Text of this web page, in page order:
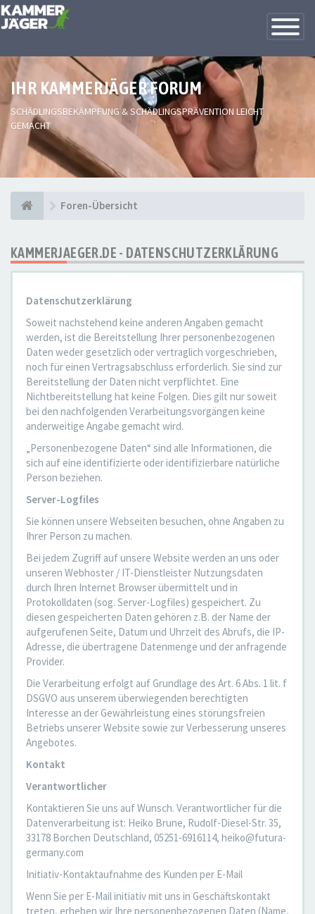
Toggle
IHR KAMMERJÄGER FORUM
SCHÄDLINGSBEKÄMPFUNG & SCHÄDLINGSPRÄVENTION LEICHT
GEMACHT
Foren-Übersicht
KAMMERJAEGER.DE - DATENSCHUTZERKLÄRUNG
Datenschutzerklärung
Soweit nachstehend keine anderen Angaben gemacht
werden, ist die Bereitstellung Ihrer personenbezogenen
Daten weder gesetzlich oder vertraglich vorgeschrieben,
noch für einen Vertragsabschluss erforderlich. Sie sind zur
Bereitstellung der Daten nicht verpflichtet. Eine
Nichtbereitstellung hat keine Folgen. Dies gilt nur soweit
bei den nachfolgenden Verarbeitungsvorgängen keine
anderweitige Angabe gemacht wird.
„Personenbezogene Daten“ sind alle Informationen, die
sich auf eine identifizierte oder identifizierbare natürliche
Person beziehen.
Server-Logfiles
Sie können unsere Webseiten besuchen, ohne Angaben zu
Ihrer Person zu machen.
Bei jedem Zugriff auf unsere Website werden an uns oder
unseren Webhoster / IT-Dienstleister Nutzungsdaten
durch Ihren Internet Browser übermittelt und in
Protokolldaten (sog. Server-Logfiles) gespeichert. Zu
diesen gespeicherten Daten gehören z.B. der Name der
aufgerufenen Seite, Datum und Uhrzeit des Abrufs, die IP-
Adresse, die übertragene Datenmenge und der anfragende
Provider.
Die Verarbeitung erfolgt auf Grundlage des Art. 6 Abs. 1 lit. f
DSGVO aus unserem überwiegenden berechtigten
Interesse an der Gewährleistung eines störungsfreien
Betriebs unserer Website sowie zur Verbesserung unseres
Angebotes.
Kontakt
Verantwortlicher
Kontaktieren Sie uns auf Wunsch. Verantwortlicher für die
Datenverarbeitung ist: Heiko Brune, Rudolf-Diesel-Str. 35,
33178 Borchen Deutschland, 05251-6916114, heiko@futura-
germany.com
Initiativ-Kontaktaufnahme des Kunden per E-Mail
Wenn Sie per E-Mail initiativ mit uns in Geschäftskontakt
treten, erheben wir Ihre personenbezogenen Daten (Name,